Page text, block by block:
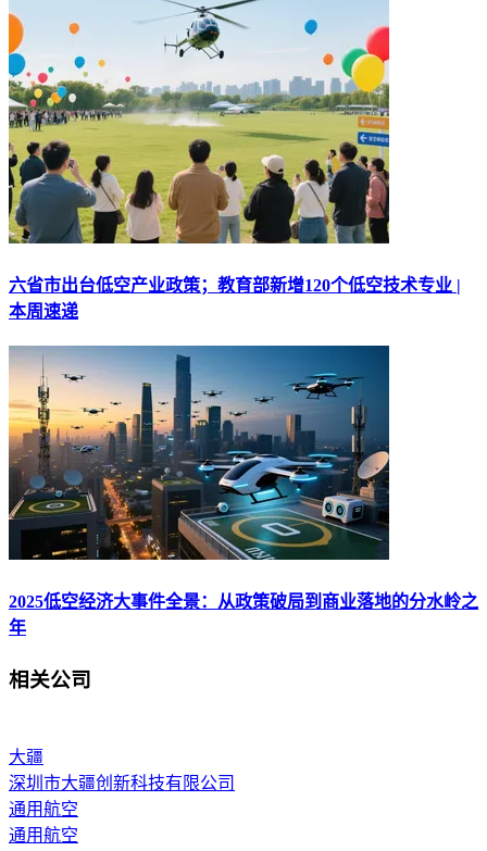
六省市出台低空产业政策；教育部新增120个低空技术专业 |
本周速递
2025低空经济大事件全景：从政策破局到商业落地的分水岭之
年
相关公司
大疆
深圳市大疆创新科技有限公司
通用航空
通用航空